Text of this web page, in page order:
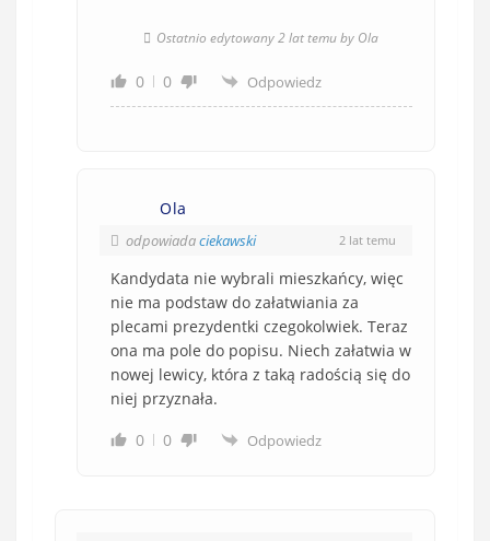
Ostatnio edytowany 2 lat temu by Ola
0 0 Odpowiedz
Ola
odpowiadaciekawski 2 lat temu
Kandydata nie wybrali mieszkańcy, więc
nie ma podstaw do załatwiania za
plecami prezydentki czegokolwiek. Teraz
ona ma pole do popisu. Niech załatwia w
nowej lewicy, która z taką radością się do
niej przyznała.
0
0 Odpowiedz